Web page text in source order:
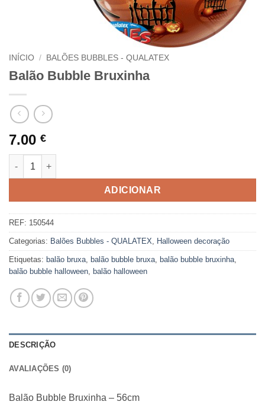
INÍCIO / BALÕES BUBBLES - QUALATEX
Balão Bubble Bruxinha
7.00 €
Quantidade de Balão Bubble Bruxinha
ADICIONAR
REF: 150544
Categorias: Balões Bubbles - QUALATEX, Halloween decoração
Etiquetas: balão bruxa, balão bubble bruxa, balão bubble bruxinha,
balão bubble halloween, balão halloween
DESCRIÇÃO
AVALIAÇÕES (0)
Balão Bubble Bruxinha – 56cm